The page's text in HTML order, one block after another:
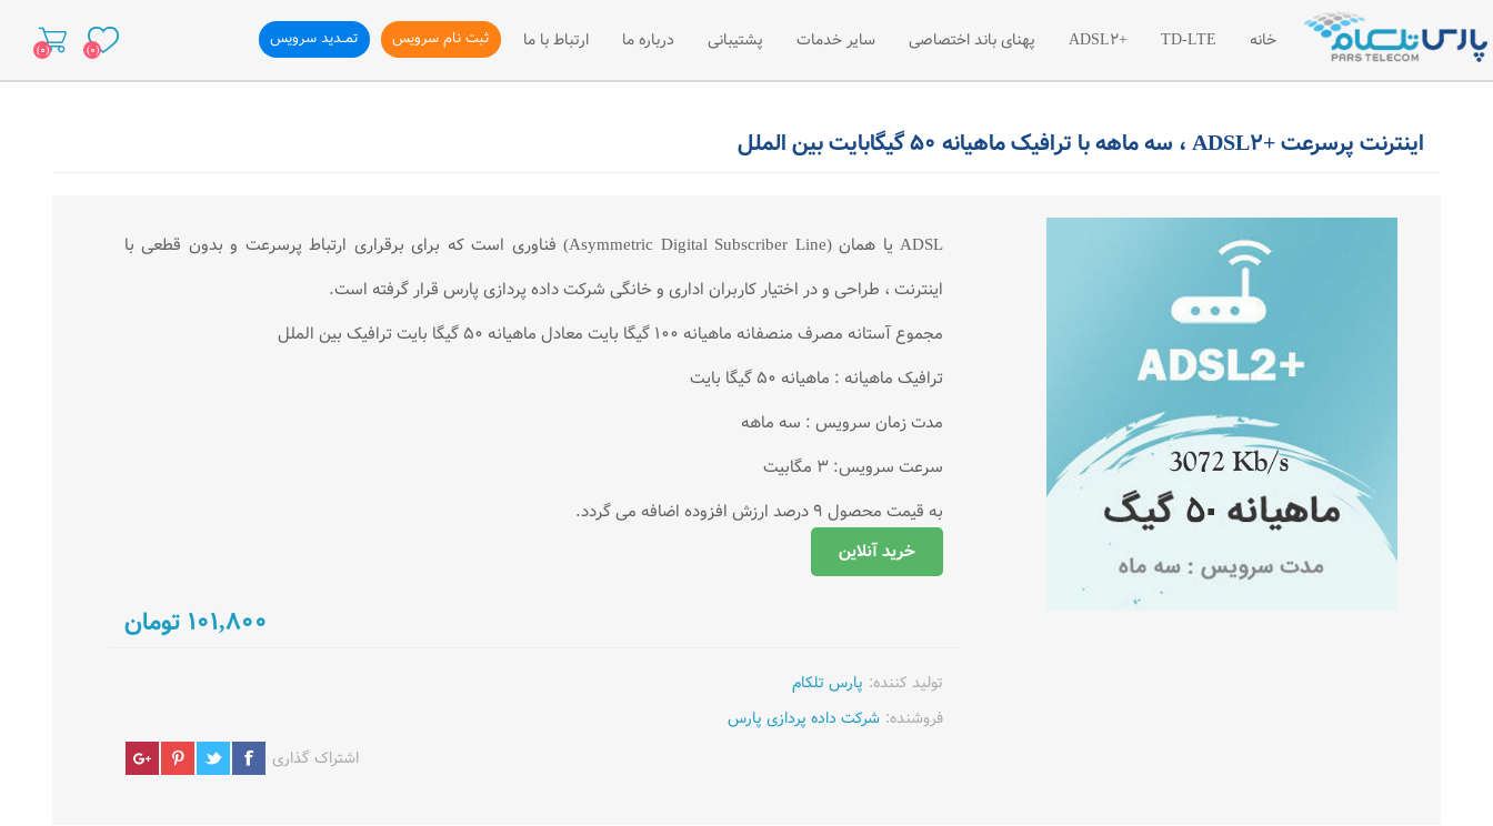
(0)
(0) خانه TD-LTE
بسته های آغازین TD-LTE
+ADSL2
معرفی اینترنت پرسرعت +ADSL2
ترافیک مازاد اینترنت +ADSL2
پهنای باند اختصاصی
معرفی پهنای باند اختصاصی
سایر خدمات پشتیبانی درباره ما ارتباط با ما ثبت نام سرویس تمــدید سرویس
اینترنت پرسرعت +ADSL2 ، سه ماهه با ترافیک ماهیانه 50 گیگابایت بین الملل
ADSL يا همان (Asymmetric Digital Subscriber Line) فناوری است كه برای برقراری ارتباط پرسرعت و بدون قطعی با
اينترنت ، طراحی و در اختيار كاربران اداری و خانگی شرکت داده پردازی پارس قرار گرفته است.
مجموع آستانه مصرف منصفانه ماهیانه 100 گیگا بایت معادل ماهیانه 50 گیگا بایت ترافیک بین الملل
ترافیک ماهیانه : ماهیانه 50 گیگا بایت
مدت زمان سرویس : سه ماهه
سرعت سرویس: 3 مگابیت
به قیمت محصول 9 درصد ارزش افزوده اضافه می گردد.
خرید آنلاین
101,800 تومان
تولید کننده: پارس تلکام
فروشنده: شرکت داده پردازی پارس
اشتراک گذاری